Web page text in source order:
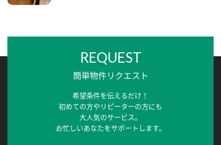
REQUEST
簡単物件リクエスト
希望条件を伝えるだけ！
初めての方やリピーターの方にも
大人気のサービス。
お忙しいあなたをサポートします。